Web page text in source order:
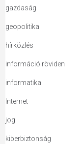
gazdaság
geopolitika
hírközlés
információ röviden
informatika
Internet
jog
kiberbiztonság